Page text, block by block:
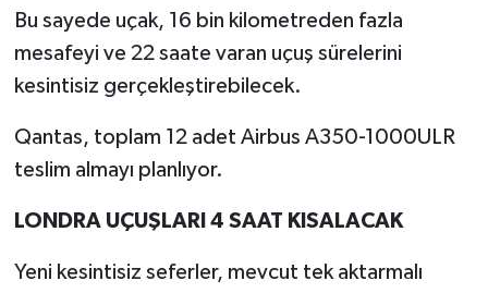
Bu sayede uçak, 16 bin kilometreden fazla
mesafeyi ve 22 saate varan uçuş sürelerini
kesintisiz gerçekleştirebilecek.
Qantas, toplam 12 adet Airbus A350-1000ULR
teslim almayı planlıyor.
LONDRA UÇUŞLARI 4 SAAT KISALACAK
Yeni kesintisiz seferler, mevcut tek aktarmalı